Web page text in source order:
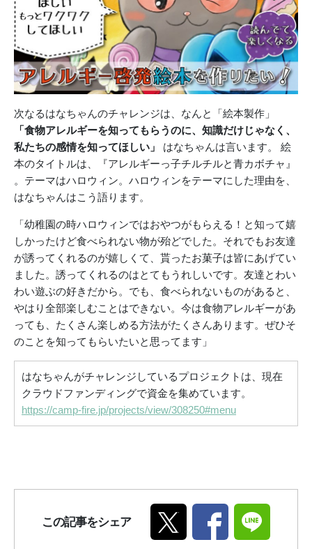
次なるはなちゃんのチャレンジは、なんと「絵本製作」
「食物アレルギーを知ってもらうのに、知識だけじゃなく、
私たちの感情を知ってほしい」
はなちゃんは言います。 絵
本のタイトルは、『アレルギーっ子チルチルと青カボチャ』
。テーマはハロウィン。ハロウィンをテーマにした理由を、
はなちゃんはこう語ります。
「幼稚園の時ハロウィンではおやつがもらえる！と知って嬉
しかったけど食べられない物が殆どでした。それでもお友達
が誘ってくれるのが嬉しくて、貰ったお菓子は皆にあげてい
ました。誘ってくれるのはとてもうれしいです。友達とわい
わい遊ぶの好きだから。でも、食べられないものがあると、
やはり全部楽しむことはできない。今は食物アレルギーがあ
っても、たくさん楽しめる方法がたくさんあります。ぜひそ
のことを知ってもらいたいと思ってます」
はなちゃんがチャレンジしているプロジェクトは、現在
クラウドファンディングで資金を集めています。
https://camp-fire.jp/projects/view/308250#menu
この記事をシェア